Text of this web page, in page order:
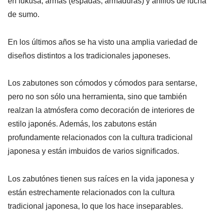
de sumo.
En los últimos años se ha visto una amplia variedad de
diseños distintos a los tradicionales japoneses.
Los zabutones son cómodos y cómodos para sentarse,
pero no son sólo una herramienta, sino que también
realzan la atmósfera como decoración de interiores de
estilo japonés. Además, los zabutons están
profundamente relacionados con la cultura tradicional
japonesa y están imbuidos de varios significados.
Los zabutónes tienen sus raíces en la vida japonesa y
están estrechamente relacionados con la cultura
tradicional japonesa, lo que los hace inseparables.